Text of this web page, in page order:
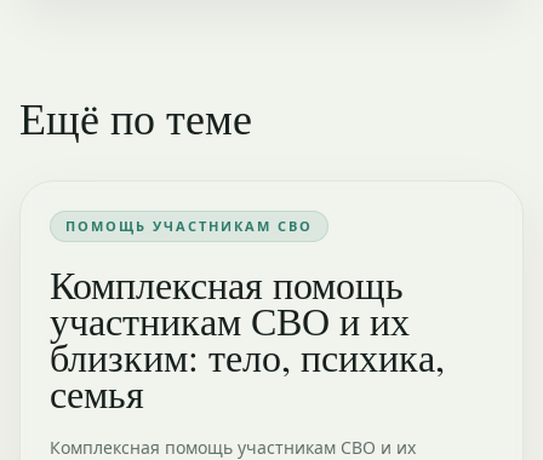
Ещё по теме
ПОМОЩЬ УЧАСТНИКАМ СВО
Комплексная помощь
участникам СВО и их
близким: тело, психика,
семья
Комплексная помощь участникам СВО и их